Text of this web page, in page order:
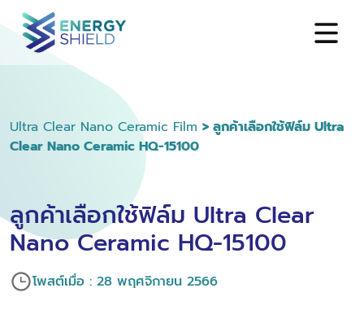
Ultra Clear Nano Ceramic Film > ลูกค้าเลือกใช้ฟิล์ม Ultra
Clear Nano Ceramic HQ-15100
ลูกค้าเลือกใช้ฟิล์ม Ultra Clear
Nano Ceramic HQ-15100
โพสต์เมื่อ : 28 พฤศจิกายน 2566